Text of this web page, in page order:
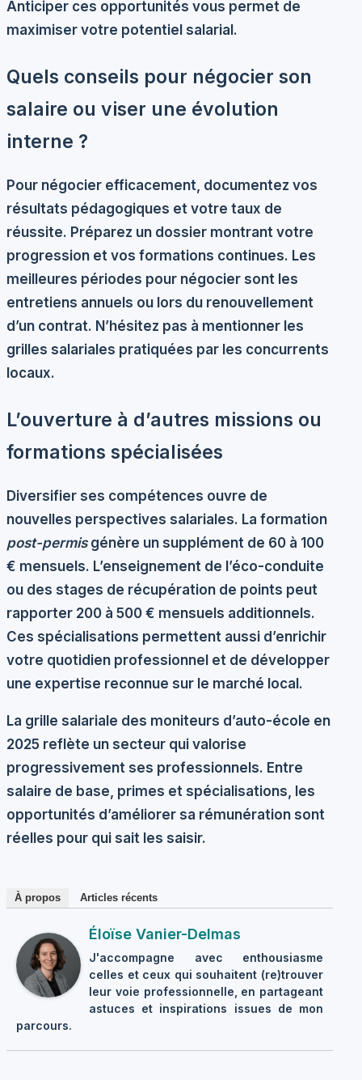
Anticiper ces opportunités vous permet de
maximiser votre potentiel salarial.
Quels conseils pour négocier son
salaire ou viser une évolution
interne ?
Pour négocier efficacement, documentez vos
résultats pédagogiques et votre taux de
réussite. Préparez un dossier montrant votre
progression et vos formations continues. Les
meilleures périodes pour négocier sont les
entretiens annuels ou lors du renouvellement
d’un contrat. N’hésitez pas à mentionner les
grilles salariales pratiquées par les concurrents
locaux.
L’ouverture à d’autres missions ou
formations spécialisées
Diversifier ses compétences ouvre de
nouvelles perspectives salariales. La formation
post-permisgénère un supplément de 60 à 100
€ mensuels. L’enseignement de l’éco-conduite
ou des stages de récupération de points peut
rapporter 200 à 500 € mensuels additionnels.
Ces spécialisations permettent aussi d’enrichir
votre quotidien professionnel et de développer
une expertise reconnue sur le marché local.
La grille salariale des moniteurs d’auto-école en
2025 reflète un secteur qui valorise
progressivement ses professionnels. Entre
salaire de base, primes et spécialisations, les
opportunités d’améliorer sa rémunération sont
réelles pour qui sait les saisir.
À propos Articles récents
Éloïse Vanier-Delmas
J'accompagne avec enthousiasme
celles et ceux qui souhaitent (re)trouver
leur voie professionnelle, en partageant
astuces et inspirations issues de mon
parcours.